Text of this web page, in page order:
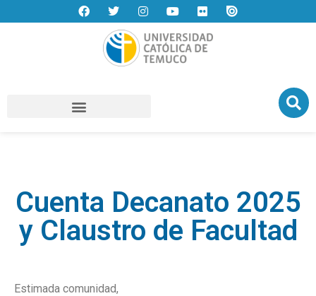
Cuenta Decanato 2025
y Claustro de Facultad
Estimada comunidad,